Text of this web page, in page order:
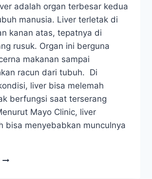
adalah organ terbesar kedua
manusia. Liver terletak di
kanan atas, tepatnya di
rusuk. Organ ini berguna
makanan sampai
racun dari tubuh. Di
liver bisa melemah
berfungsi saat terserang
Mayo Clinic, liver
bisa menyebabkan munculnya
9